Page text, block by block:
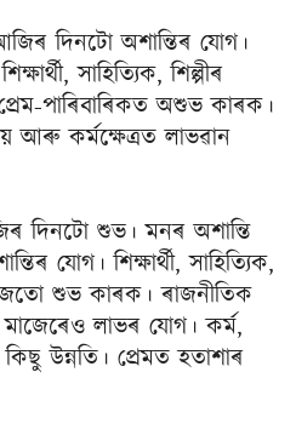
দিনটো অশান্তিৰ যােগ।
সাহিত্যিক, শিল্পীৰ
পাৰিবাৰিকত অশুভ কাৰক।
আৰু কর্মক্ষেত্ৰত লাভৱান
দিনটো শুভ। মনৰ অশান্তি
যােগ। শিক্ষার্থী, সাহিত্যিক,
শুভ কাৰক। ৰাজনীতিক
লাভৰ যােগ। কর্ম,
উন্নতি। প্ৰেমত হতাশাৰ